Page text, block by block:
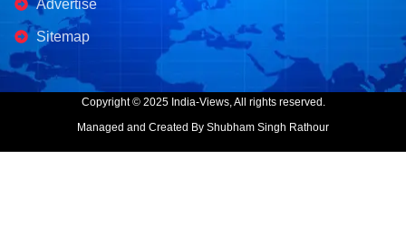
Advertise
Sitemap
Copyright © 2025 India-Views, All rights reserved.
Managed and Created By Shubham Singh Rathour